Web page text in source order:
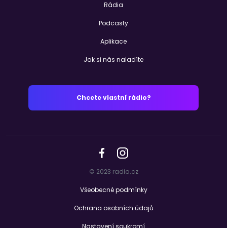
Rádia
Podcasty
Aplikace
Jak si nás naladíte
Chcete vlastní rádio?
© 2023 radia.cz
Všeobecné podmínky
Ochrana osobních údajů